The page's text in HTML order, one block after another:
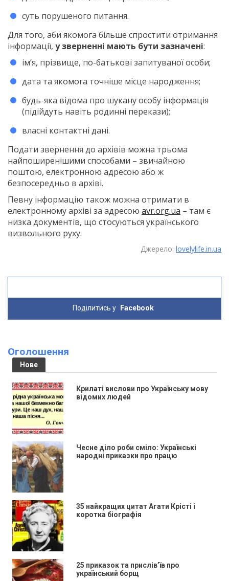
суть порушеного питання.
Для того, аби якомога більше спростити отримання
інформації, у зверненні мають бути зазначені:
ім’я, прізвище, по-батькові запитуваної особи;
дата та якомога точніше місце народження;
будь-яка відома про шукану особу інформація
(підійдуть навіть родинні перекази);
власні контактні дані.
Подати звернення до архівів можна трьома
найпоширенішими способами – звичайною
поштою, електронною адресою або ж
безпосередньо в архіві.
Певну інформацію також можна отримати в
електронному архіві за адресою avr.org.ua – там є
низка документів, що стосуються українського
визвольного руху.
Джерело: lovelylife.in.ua
Поділитись у Facebook
Оголошення
Нове
Крилаті вислови про Українську мову
відомих людей
Чесне діло роби сміло: Українські
народні приказки про працю
35 найкращих цитат Агати Крісті і
коротка біографія
25 приказок та прислів’їв про
український борщ